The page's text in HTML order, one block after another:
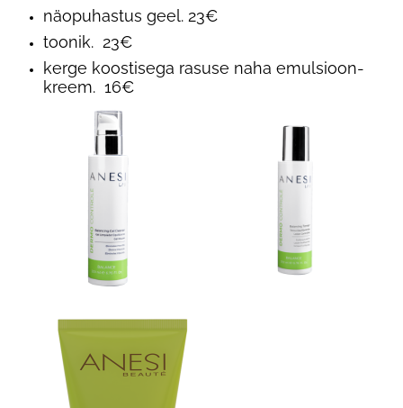
näopuhastus geel. 23€
toonik. 23€
kerge koostisega rasuse naha emulsioon-
kreem. 16€